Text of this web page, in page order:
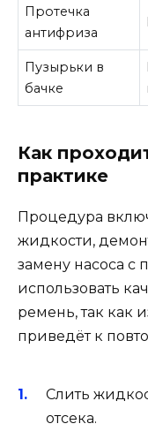
Протечка
антифриза
Пузырьки в
бачке
Как
практике
Процедура
жидкости,
замену насоса с
использовать
ремень, так как
приведёт к
Слить
отсека.